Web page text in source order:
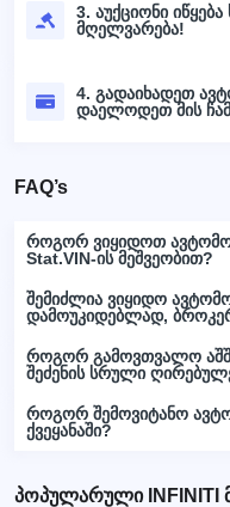
3. აუქციონი
მღელვარება!
4. გადაიხადეთ
დაელოდეთ მის
FAQ’s
როგორ ვიყიდოთ
Stat.VIN-ის მეშვეობით?
შემიძლია ვიყიდო
დამოუკიდებლად,
როგორ გამოვთვალო
შეძენის სრული
როგორ შემოვიტანო
ქვეყანაში?
პოპულარული INFINITI